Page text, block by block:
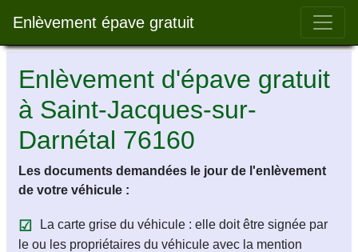
Enlèvement épave gratuit Bar
Enlèvement d'épave gratuit
à Saint-Jacques-sur-
Darnétal 76160
Les documents demandées le jour de l'enlèvement
de votre véhicule :
La carte grise du véhicule : elle doit être signée par
le ou les propriétaires du véhicule avec la mention